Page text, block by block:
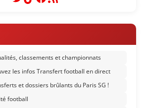
classements et championnats
les infos Transfert football en direct
et dossiers brûlants du Paris SG !
football